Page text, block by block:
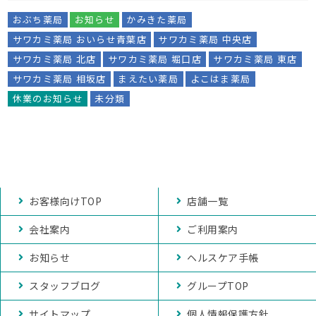
おぶち薬局 お知らせ
かみきた薬局
サワカミ薬局 おいらせ青葉店
サワカミ薬局 中央店
サワカミ薬局 北店
サワカミ薬局 堀口店
サワカミ薬局 東店
サワカミ薬局 相坂店
まえたい薬局
よこはま薬局
休業のお知らせ
未分類
お客様向けTOP
店舗一覧
会社案内
ご利用案内
お知らせ
ヘルスケア手帳
スタッフブログ
グループTOP